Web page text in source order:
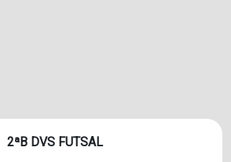
2ªB DVS FUTSAL